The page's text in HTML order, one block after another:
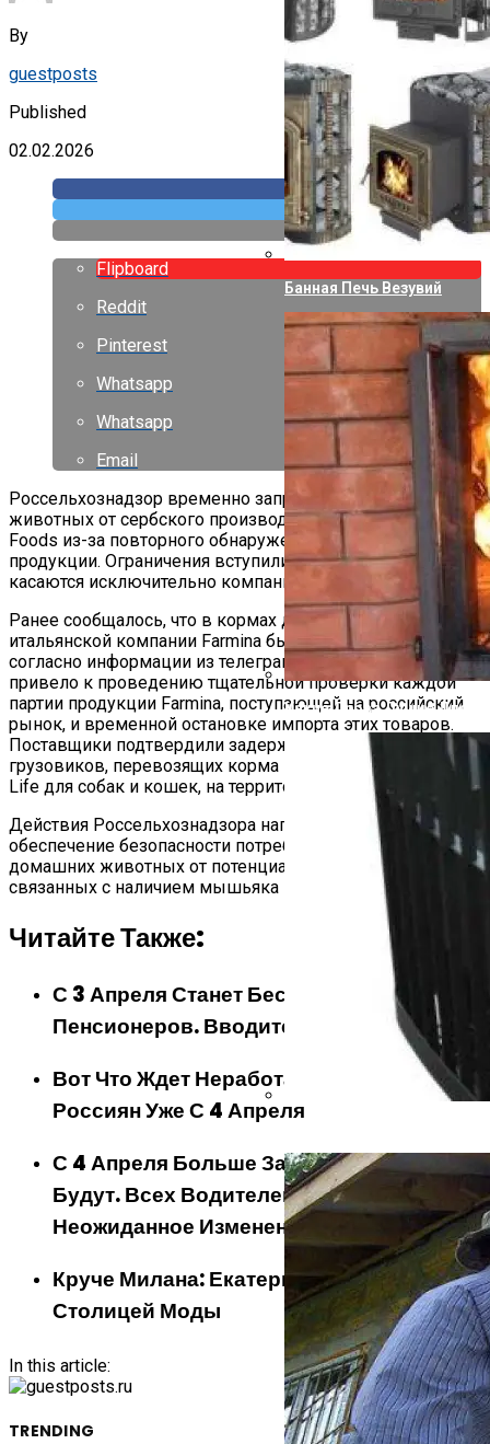
Банная Печь Везувий
Какие Дрова Лучше Для
By
guestposts
Published
02.02.2026
Flipboard
Reddit
Pinterest
Whatsapp
Whatsapp
Email
Россельхознадзор временно запретил ввоз кормов для
животных от сербского производителя Farmina Pet
Foods из-за повторного обнаружения мышьяка в
продукции. Ограничения вступили в силу с 31 января и
касаются исключительно компании Farmina Pet Foods.
Ранее сообщалось, что в кормах для животных
итальянской компании Farmina был найден мышьяк,
согласно информации из телеграм-канала Mash. Это
привело к проведению тщательной проверки каждой
партии продукции Farmina, поступающей на российский
рынок, и временной остановке импорта этих товаров.
Поставщики подтвердили задержки с въездом
грузовиков, перевозящих корма Farmina и Farmina Vet
Life для собак и кошек, на территорию России.
Действия Россельхознадзора направлены на
обеспечение безопасности потребителей и защиту их
домашних животных от потенциальных рисков,
связанных с наличием мышьяка в кормах.
Читайте Также:
С 3 Апреля Станет Бесплатно Для Всех
Пенсионеров. Вводится Новая Льгота
Вот Что Ждет Неработающих Пожилых
Россиян Уже С 4 Апреля
С 4 Апреля Больше Заправлять Не
Будут. Всех Водителей Ждет
Неожиданное Изменение На АЗС
Круче Милана: Екатеринбург Станет
Столицей Моды
In this article:
TRENDING